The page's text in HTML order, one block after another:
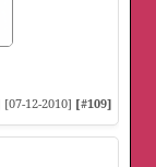
12-2010] [#109]